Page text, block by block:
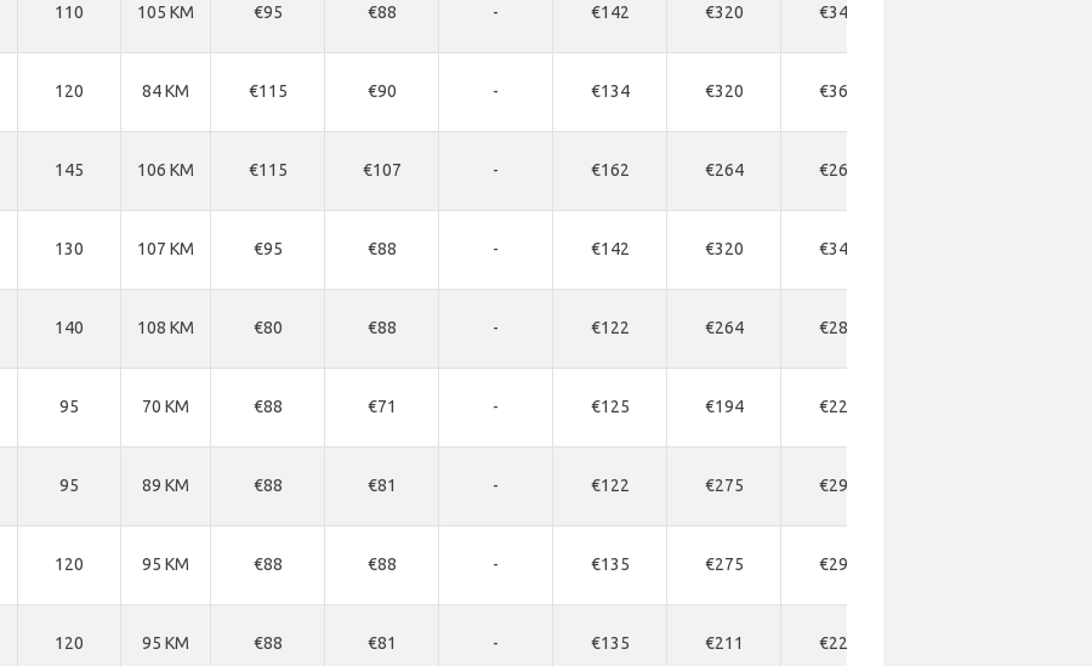
110 105 KM €95 €88 - €142 €320 €343
120 84 KM €115 €90 - €134 €320 €366
145 106 KM €115 €107 - €162 €264 €264
130 107 KM €95 €88 - €142 €320 €343
140 108 KM €80 €88 - €122 €264 €281
95 70 KM €88 €71 - €125 €194 €229
95 89 KM €88 €81 - €122 €275 €297
120 95 KM €88 €88 - €135 €275 €297
120 95 KM €88 €81 - €135 €211 €229